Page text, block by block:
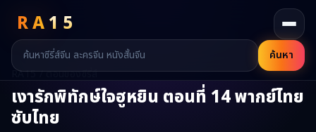
RA15
ค้นหา
RA15 / ตอนของซีรี่ส์
เงารักพิทักษ์ใจฮูหยิน ตอนที่ 14พากย์ไทย
ซับไทย